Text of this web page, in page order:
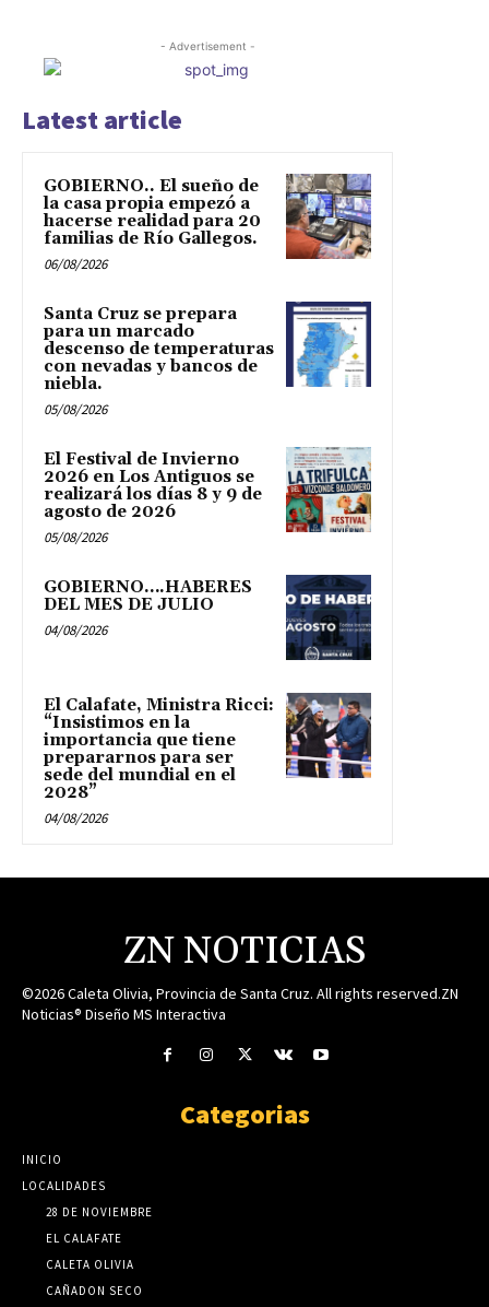
- Advertisement -
Latest article
GOBIERNO.. El sueño de
la casa propia empezó a
hacerse realidad para 20
familias de Río Gallegos.
06/08/2026
Santa Cruz se prepara
para un marcado
descenso de temperaturas
con nevadas y bancos de
niebla.
05/08/2026
El Festival de Invierno
2026 en Los Antiguos se
realizará los días 8 y 9 de
agosto de 2026
05/08/2026
GOBIERNO….HABERES
DEL MES DE JULIO
04/08/2026
El Calafate, Ministra Ricci:
“Insistimos en la
importancia que tiene
prepararnos para ser
sede del mundial en el
2028”
04/08/2026
ZN NOTICIAS
©2026 Caleta Olivia, Provincia de Santa Cruz. All rights reserved.ZN
Noticias® Diseño MS Interactiva
Categorias
INICIO
LOCALIDADES
28 DE NOVIEMBRE
EL CALAFATE
CALETA OLIVIA
CAÑADON SECO